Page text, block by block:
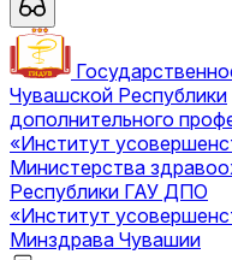
Чувашской Республики
дополнительного
«Институт
Министерства
Республики ГАУ ДПО
«Институт
Минздрава Чувашии